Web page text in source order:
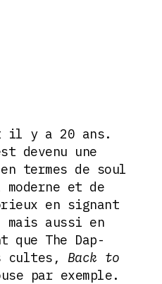
il y a 20 ans.
devenu une
termes de soul
et de
en signant
aussi en
The Dap-
cultes, Back to
par exemple.